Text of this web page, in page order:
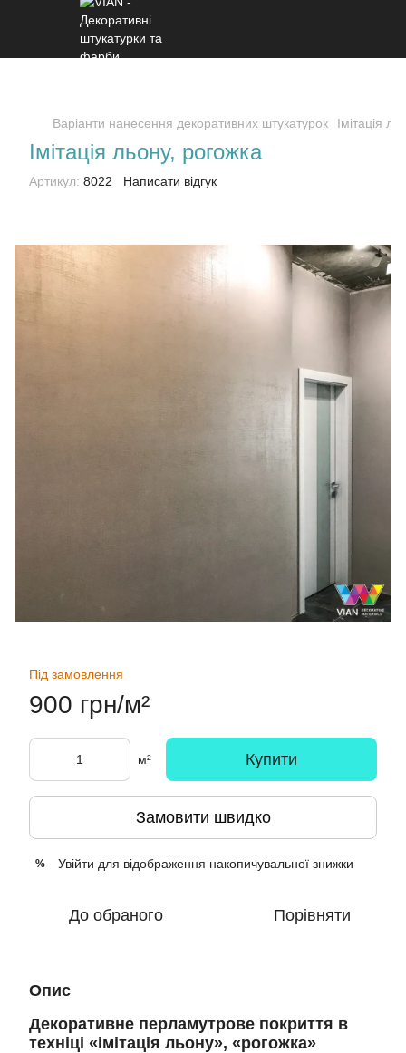
Варіанти нанесення декоративних штукатурок Імітація
Імітація льону, рогожка
Артикул: 8022 Написати відгук
Під замовлення
900 грн/м²
м² Купити
Замовити швидко
% Увійти для відображення накопичувальної знижки
До обраного Порівняти
Опис
Декоративне перламутрове покриття в
техніці «імітація льону», «рогожка»